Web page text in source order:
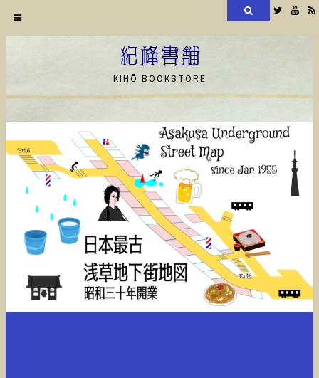
ン
ツ
へ
Twitter
紀峰書舗
KIHŌ BOOKSTORE